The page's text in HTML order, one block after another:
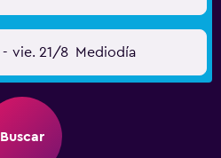
- vie. 21/8 Mediodía
Buscar